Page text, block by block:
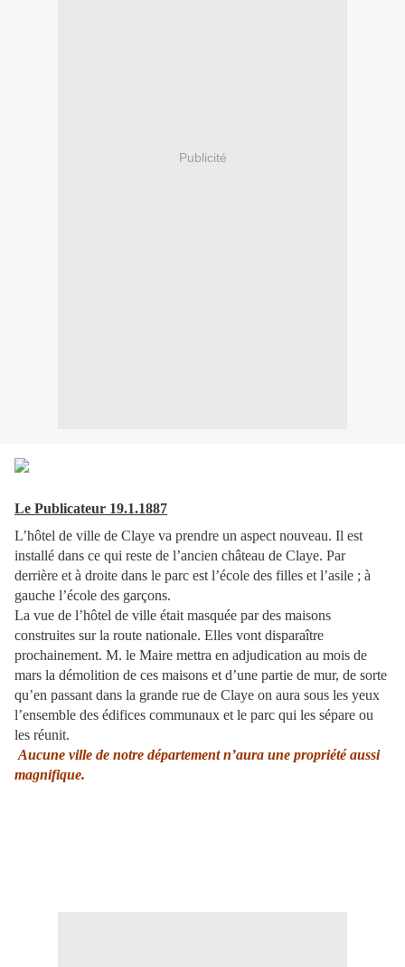
Publicité
Le Publicateur 19.1.1887
L’hôtel de ville de Claye va prendre un aspect nouveau. Il est
installé dans ce qui reste de l’ancien château de Claye. Par
derrière et à droite dans le parc est l’école des filles et l’asile ; à
gauche l’école des garçons.
La vue de l’hôtel de ville était masquée par des maisons
construites sur la route nationale. Elles vont disparaître
prochainement. M. le Maire mettra en adjudication au mois de
mars la démolition de ces maisons et d’une partie de mur, de sorte
qu’en passant dans la grande rue de Claye on aura sous les yeux
l’ensemble des édifices communaux et le parc qui les sépare ou
les réunit.
Aucune ville de notre département n’aura une propriété aussi
magnifique.